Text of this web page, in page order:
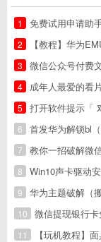
1
免费试用申请助手软
2
【教程】华为
3
微信公众号付费
4
成年人最爱的看
5
打开软件提示「
6
首发华为解锁bl（
7
教你一招破解微
8
Win10声卡驱动
9
华为主题破解（
10
微信提现银行
11
【玩机教程】